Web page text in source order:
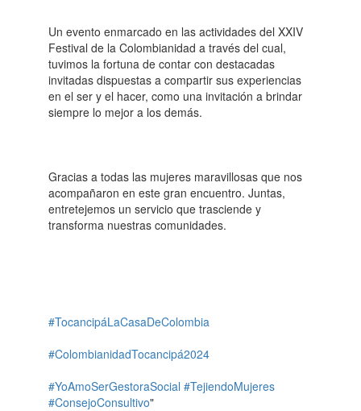
Un evento enmarcado en las actividades del XXIV
Festival de la Colombianidad a través del cual,
tuvimos la fortuna de contar con destacadas
invitadas dispuestas a compartir sus experiencias
en el ser y el hacer, como una invitación a brindar
siempre lo mejor a los demás.
Gracias a todas las mujeres maravillosas que nos
acompañaron en este gran encuentro. Juntas,
entretejemos un servicio que trasciende y
transforma nuestras comunidades.
#TocancipáLaCasaDeColombia
#ColombianidadTocancipá2024
#YoAmoSerGestoraSocial #TejiendoMujeres
#ConsejoConsultivo"